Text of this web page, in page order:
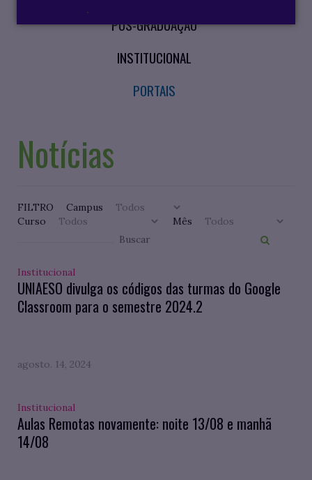
.
PÓS-GRADUAÇÃO
INSTITUCIONAL
PORTAIS
Notícias
FILTRO
Campus
Curso
Mês
Institucional
UNIAESO divulga os códigos das turmas do Google
Classroom para o semestre 2024.2
agosto. 14, 2024
Institucional
Aulas Remotas novamente: noite 13/08 e manhã
14/08